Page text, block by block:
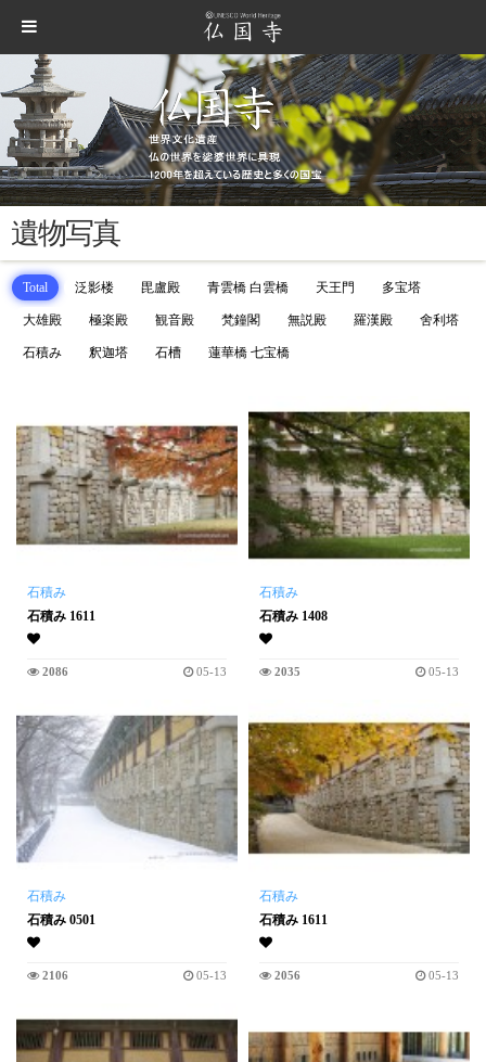
遺物写真
Total 泛影楼 毘盧殿 青雲橋 白雲橋 天王門 多宝塔
大雄殿 極楽殿 観音殿 梵鐘閣 無説殿 羅漢殿 舍利塔
石積み 釈迦塔 石槽 蓮華橋 七宝橋
石積み
石積み 1611
2086 05-13
石積み
石積み 1408
2035 05-13
石積み
石積み 0501
2106 05-13
石積み
石積み 1611
2056 05-13